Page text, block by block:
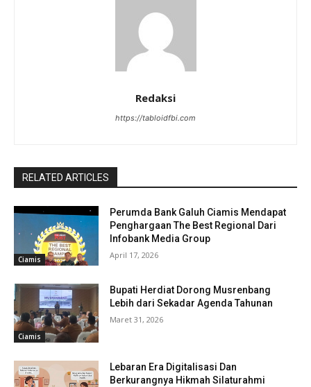
Redaksi
https://tabloidfbi.com
RELATED ARTICLES
Ciamis
Perumda Bank Galuh Ciamis Mendapat
Penghargaan The Best Regional Dari
Infobank Media Group
April 17, 2026
Ciamis
Bupati Herdiat Dorong Musrenbang
Lebih dari Sekadar Agenda Tahunan
Maret 31, 2026
Lebaran Era Digitalisasi Dan
Berkurangnya Hikmah Silaturahmi